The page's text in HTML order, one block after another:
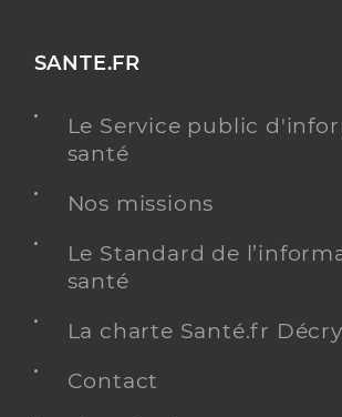
SANTE.FR
Le Service public
santé
Nos missions
Le Standard de
santé
La charte Santé.fr
Contact